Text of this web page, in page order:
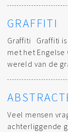
GRAFFITI
Graffiti Graffiti
met het
wereld van de
Veel mensen
achterliggende